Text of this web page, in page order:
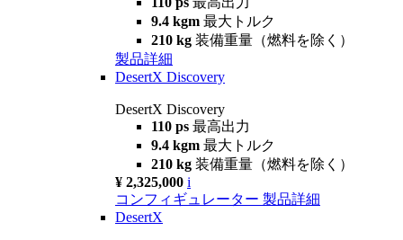
9.4 kgm 最大トルク
210 kg 装備重量（燃料を除く）
製品詳細
DesertX Discovery
DesertX Discovery
110 ps 最高出力
9.4 kgm 最大トルク
210 kg 装備重量（燃料を除く）
¥ 2,325,000 i
コンフィギュレーター 製品詳細
DesertX